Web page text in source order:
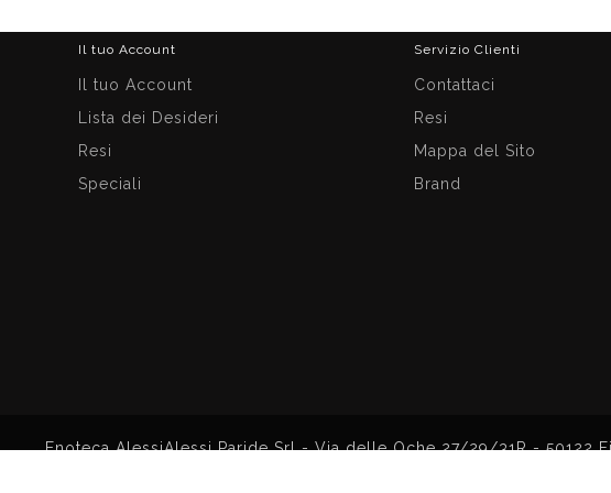
Servizio Clienti
Contattaci
Resi
Mappa del Sito
Brand
Il tuo Account
Il tuo Account
Lista dei Desideri
Resi
Speciali
Enoteca AlessiAlessi Paride Srl - Via delle Oche 27/29/31R - 50122